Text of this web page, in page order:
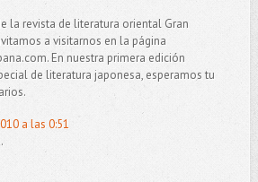
la revista de literatura oriental Gran
a visitarnos en la página
En nuestra primera edición
de literatura japonesa, esperamos tu
a las 0:51